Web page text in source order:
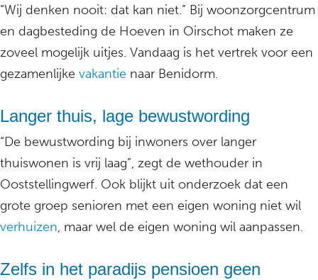
“Wij denken nooit: dat kan niet.” Bij woonzorgcentrum
en dagbesteding de Hoeven in Oirschot maken ze
zoveel mogelijk uitjes. Vandaag is het vertrek voor een
gezamenlijke vakantie naar Benidorm.
Langer thuis, lage bewustwording
“De bewustwording bij inwoners over langer
thuiswonen is vrij laag”, zegt de wethouder in
Ooststellingwerf. Ook blijkt uit onderzoek dat een
grote groep senioren met een eigen woning niet wil
verhuizen, maar wel de eigen woning wil aanpassen.
Zelfs in het paradijs pensioen geen